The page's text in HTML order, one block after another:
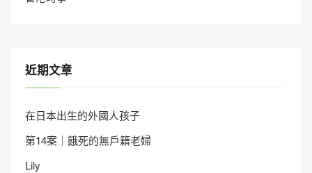
近期文章
在日本出生的外國人孩子
第14案｜餓死的無戶籍老婦
Lily